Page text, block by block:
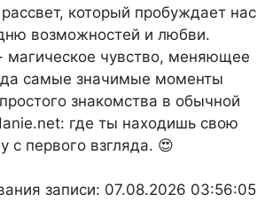
который пробуждает нас
возможностей и любви.
магическое чувство, меняющее
самые значимые моменты
знакомства в обычной
где ты находишь свою
с первого взгляда. 😍
записи: 07.08.2026 03:56:05